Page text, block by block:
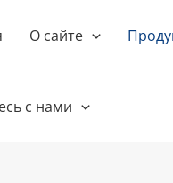
О сайте
с нами